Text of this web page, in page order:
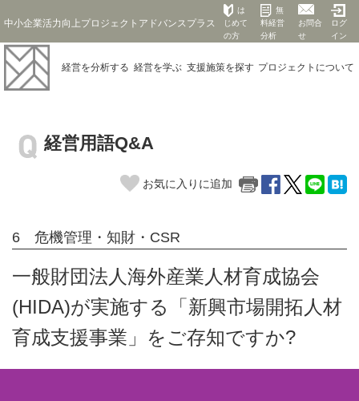
中小企業活力向上プロジェクトアドバンスプラス
は
じめて
の方
無
料経営
分析
お問合
せ
ログ
イン
経営を分析する 経営を学ぶ 支援施策を探す プロジェクト について
経営用語Q&A
お気に入りに追加
6 危機管理・知財・CSR
一般財団法人海外産業人材育成協会
(HIDA)が実施する「新興市場開拓人材
育成支援事業」をご存知ですか?